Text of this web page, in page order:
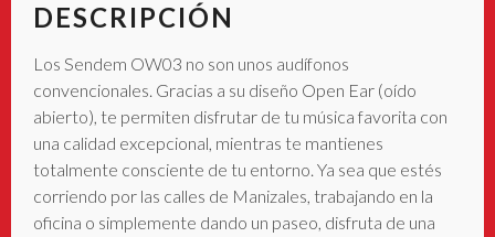
DESCRIPCIÓN
Los Sendem OW03 no son unos audífonos
convencionales. Gracias a su diseño Open Ear (oído
abierto), te permiten disfrutar de tu música favorita con
una calidad excepcional, mientras te mantienes
totalmente consciente de tu entorno. Ya sea que estés
corriendo por las calles de Manizales, trabajando en la
oficina o simplemente dando un paseo, disfruta de una